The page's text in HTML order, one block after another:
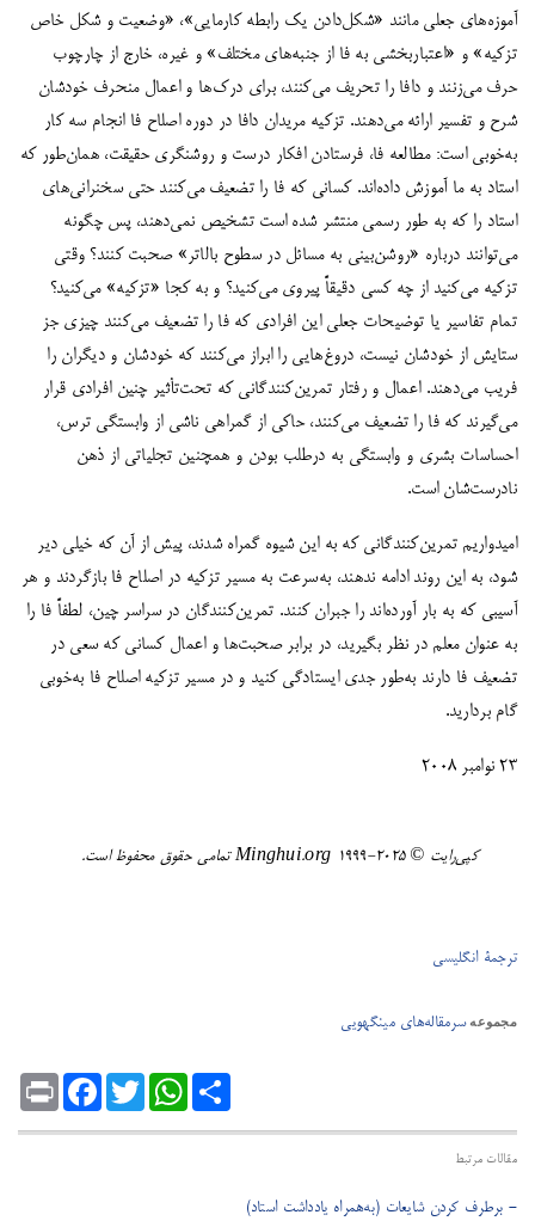
آموزه‌های جعلی مانند «شکل‌دادن یک رابطه کارمایی»، «وضعیت و شکل خاص
تزکیه» و «اعتباربخشی به فا از جنبه‌های مختلف» و غیره، خارج از چارچوب
حرف می‌زنند و دافا را تحریف می‌کنند، برای درک‌ها و اعمال منحرف خودشان
شرح و تفسیر ارائه می‌دهند. تزکیه مریدان دافا در دوره اصلاح فا انجام سه کار
به‌خوبی است: مطالعه فا، فرستادن افکار درست و روشنگری حقیقت، همان‌طور که
استاد به ما آموزش داده‌اند. کسانی که فا را تضعیف می‌کنند حتی سخنرانی‌های
استاد را که به طور رسمی منتشر شده است تشخیص نمی‌دهند، پس چگونه
می‌توانند درباره «روشن‌بینی به مسائل در سطوح بالاتر» صحبت کنند؟ وقتی
تزکیه می‌کنید از چه کسی دقیقاً پیروی می‌کنید؟ و به کجا «تزکیه» می‌کنید؟
تمام تفاسیر یا توضیحات جعلی این افرادی که فا را تضعیف می‌کنند چیزی جز
ستایش از خودشان نیست، دروغ‌هایی را ابراز می‌کنند که خودشان و دیگران را
فریب می‌دهند. اعمال و رفتار تمرین‌کنندگانی که تحت‌تأثیر چنین افرادی قرار
می‌گیرند که فا را تضعیف می‌کنند، حاکی از گمراهی ناشی از وابستگی ترس،
احساسات بشری و وابستگی به درطلب بودن و همچنین تجلیاتی از ذهن
نادرست‌شان است.
امیدواریم تمرین‌کنندگانی که به این شیوه گمراه شدند، پیش از آن که خیلی دیر
شود، به این روند ادامه ندهند، به‌سرعت به مسیر تزکیه در اصلاح فا بازگردند و هر
آسیبی که به بار آورده‌اند را جبران کنند. تمرین‌کنندگان در سراسر چین، لطفاً فا را
به عنوان معلم در نظر بگیرید، در برابر صحبت‌ها و اعمال کسانی که سعی در
تضعیف فا دارند به‌طور جدی ایستادگی کنید و در مسیر تزکیه اصلاح فا به‌خوبی
گام بردارید.
۲۳ نوامبر ۲۰۰۸
کپی‌رایت ©️ ٢٠٢٥-١٩٩٩ Minghui.org تمامی حقوق محفوظ است.
ترجمۀ انگلیسی
مجموعهسرمقاله‌های مینگهویی
Print
FacebookTwitter
WhatsAppShare
مقالات مرتبط
- برطرف کردن شایعات (به‌همراه یادداشت استاد)